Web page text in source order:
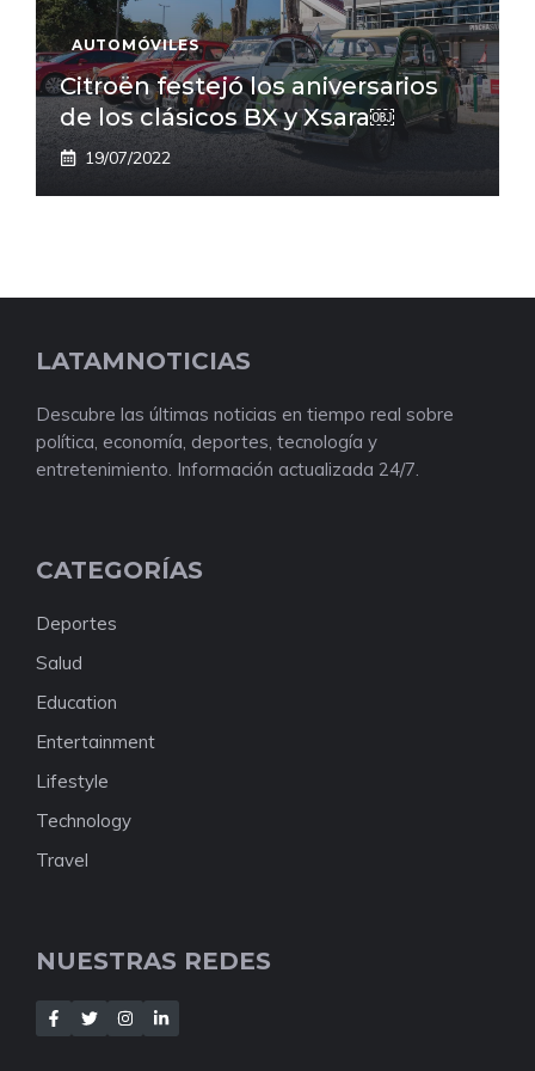
AUTOMÓVILES
Citroën festejó los aniversarios
de los clásicos BX y Xsara￼
19/07/2022
LATAMNOTICIAS
Descubre las últimas noticias en tiempo real sobre
política, economía, deportes, tecnología y
entretenimiento. Información actualizada 24/7.
CATEGORÍAS
Deportes
Salud
Education
Entertainment
Lifestyle
Technology
Travel
NUESTRAS REDES